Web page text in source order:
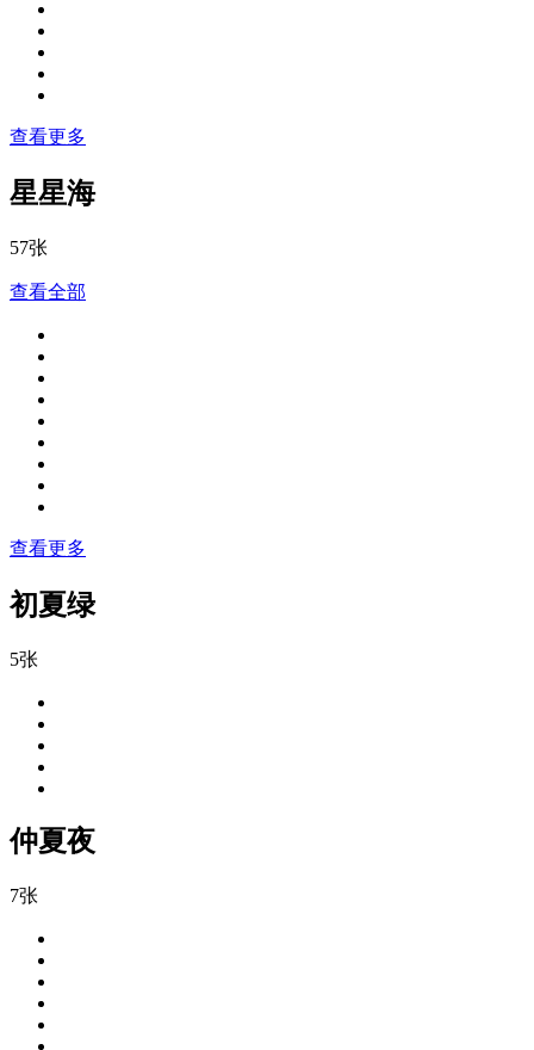
查看更多
星星海
57张
查看全部
查看更多
初夏绿
5张
仲夏夜
7张